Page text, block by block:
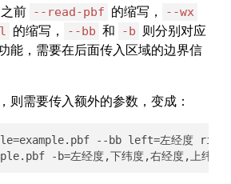
前 --read-pbf 的缩写， --wx
的缩写， --bb 和 -b
则分别对应
能，需要在后面传入区域的边界信
则需要传入额外的参数，变成：
--bb left=左经度 right=
-b=左经度,下纬度,右经度,上